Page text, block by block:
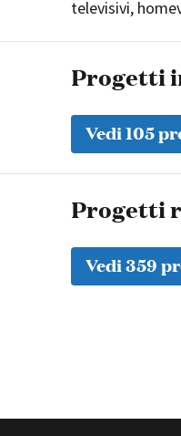
televisivi,
Progetti
Vedi 105
Progetti
Vedi 359